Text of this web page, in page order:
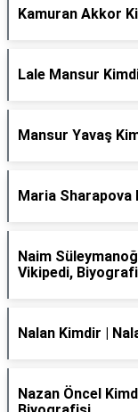
Kamuran Akkor
Lale Mansur
Mansur Yavaş
Maria
Naim
Vikipedi,
Nalan Kimdir |
Nazan Öncel